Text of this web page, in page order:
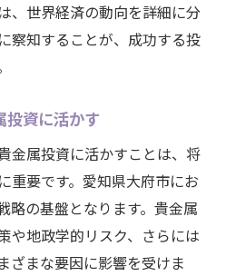
、世界経済の動向を詳細に分
察知することが、成功する投
投資に活かす
金属投資に活かすことは、将
重要です。愛知県大府市にお
略の基盤となります。貴金属
や地政学的リスク、さらには
ざまな要因に影響を受けま